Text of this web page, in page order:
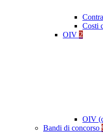
Costi
OIV 2
OIV
Bandi di concorso